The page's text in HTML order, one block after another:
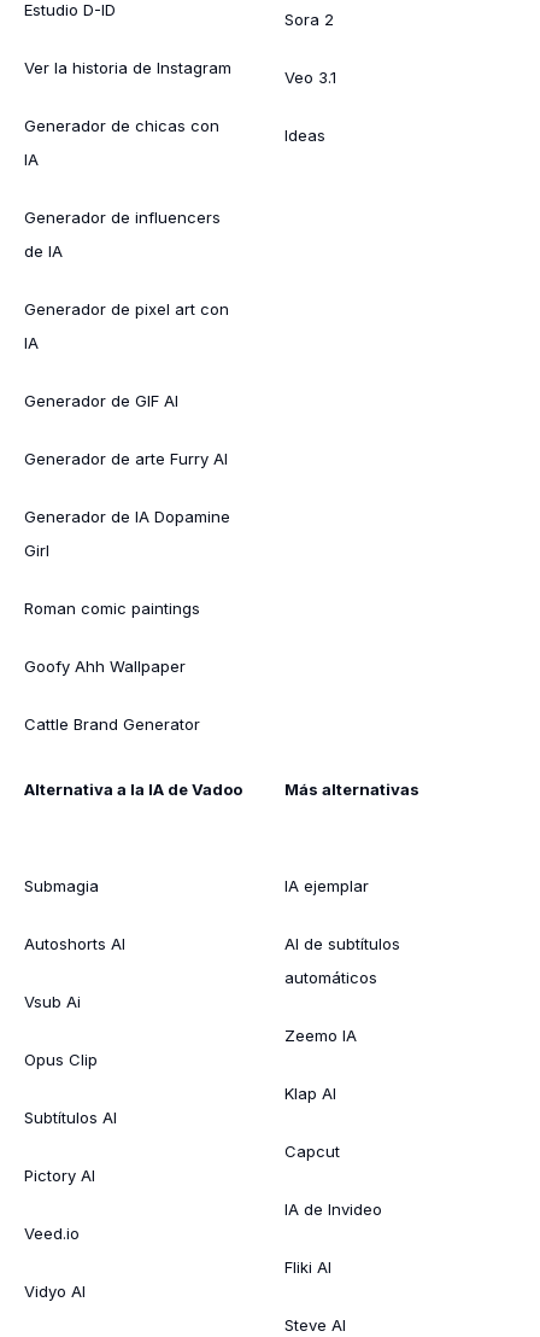
Estudio D-ID
Ver la historia de Instagram
Generador de chicas con
IA
Generador de influencers
de IA
Generador de pixel art con
IA
Generador de GIF AI
Generador de arte Furry AI
Generador de IA Dopamine
Girl
Roman comic paintings
Goofy Ahh Wallpaper
Cattle Brand Generator
Sora 2
Veo 3.1
Ideas
Alternativa a la IA de Vadoo
Submagia
Autoshorts AI
Vsub Ai
Opus Clip
Subtítulos AI
Pictory AI
Veed.io
Vidyo AI
Más alternativas
IA ejemplar
AI de subtítulos
automáticos
Zeemo IA
Klap AI
Capcut
IA de Invideo
Fliki AI
Steve AI